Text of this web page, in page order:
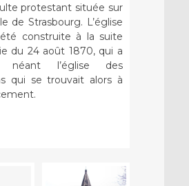
protestant située sur
de Strasbourg. L’église
construite à la suite
du 24 août 1870, qui a
l’église des
qui se trouvait alors à